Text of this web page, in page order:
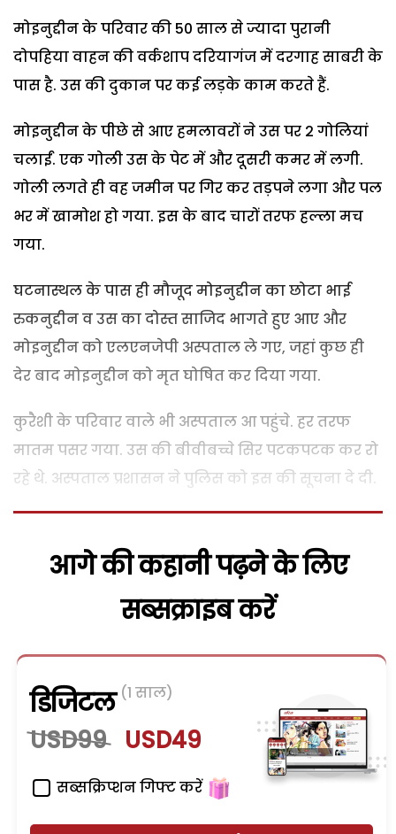
मोइनुद्दीन के परिवार की 50 साल से ज्यादा पुरानी
दोपहिया वाहन की वर्कशाप दरियागंज में दरगाह साबरी के
पास है. उस की दुकान पर कई लड़के काम करते हैं.
मोइनुद्दीन के पीछे से आए हमलावरों ने उस पर 2 गोलियां
चलाईं. एक गोली उस के पेट में और दूसरी कमर में लगी.
गोली लगते ही वह जमीन पर गिर कर तड़पने लगा और पल
भर में खामोश हो गया. इस के बाद चारों तरफ हल्ला मच
गया.
घटनास्थल के पास ही मौजूद मोइनुद्दीन का छोटा भाई
रुकनुद्दीन व उस का दोस्त साजिद भागते हुए आए और
मोइनुद्दीन को एलएनजेपी अस्पताल ले गए, जहां कुछ ही
देर बाद मोइनुद्दीन को मृत घोषित कर दिया गया.
कुरैशी के परिवार वाले भी अस्पताल आ पहुंचे. हर तरफ
मातम पसर गया. उस की बीवीबच्चे सिर पटकपटक कर रो
रहे थे. अस्पताल प्रशासन ने पुलिस को इस की सूचना दे दी.
आगे की कहानी पढ़ने के लिए
सब्सक्राइब करें
डिजिटल (1 साल)
USD99 USD49
सब्सक्रिप्शन गिफ्ट करें